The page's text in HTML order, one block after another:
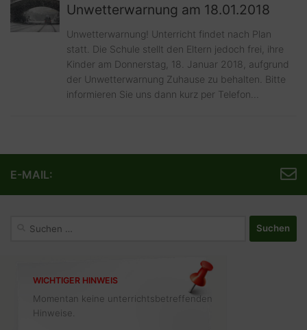
Unwetterwarnung am 18.01.2018
Unwetterwarnung! Unterricht findet nach Plan
statt. Die Schule stellt den Eltern jedoch frei, ihre
Kinder am Donnerstag, 18. Januar 2018, aufgrund
der Unwetterwarnung Zuhause zu behalten. Bitte
informieren Sie uns dann kurz per Telefon...
E-MAIL:
WICHTIGER HINWEIS
Momentan keine unterrichtsbetreffenden
Hinweise.